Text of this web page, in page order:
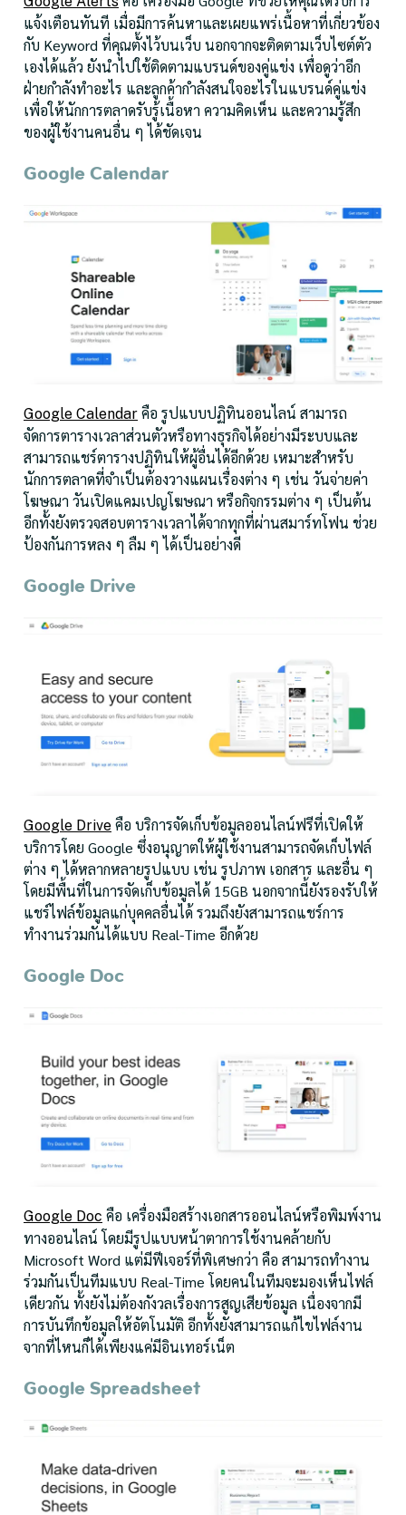
แจ้งเตือนทันที เมื่อมีการค้นหาและเผยแพร่เนื้อหาที่เกี่ยวข้อง
กับ Keyword ที่คุณตั้งไว้บนเว็บ นอกจากจะติดตามเว็บไซต์ตัว
เองได้แล้ว ยังนำไปใช้ติดตามแบรนด์ของคู่แข่ง เพื่อดูว่าอีก
ฝ่ายกำลังทำอะไร และลูกค้ากำลังสนใจอะไรในแบรนด์คู่แข่ง
เพื่อให้นักการตลาดรับรู้เนื้อหา ความคิดเห็น และความรู้สึก
ของผู้ใช้งานคนอื่น ๆ ได้ชัดเจน
Google Calendar
Google Calendar คือ รูปแบบปฏิทินออนไลน์ สามารถ
จัดการตารางเวลาส่วนตัวหรือทางธุรกิจได้อย่างมีระบบและ
สามารถแชร์ตารางปฏิทินให้ผู้อื่นได้อีกด้วย เหมาะสำหรับ
นักการตลาดที่จำเป็นต้องวางแผนเรื่องต่าง ๆ เช่น วันจ่ายค่า
โฆษณา วันเปิดแคมเปญโฆษณา หรือกิจกรรมต่าง ๆ เป็นต้น
อีกทั้งยังตรวจสอบตารางเวลาได้จากทุกที่ผ่านสมาร์ทโฟน ช่วย
ป้องกันการหลง ๆ ลืม ๆ ได้เป็นอย่างดี
Google Drive
Google Drive คือ บริการจัดเก็บข้อมูลออนไลน์ฟรีที่เปิดให้
บริการโดย Google ซึ่งอนุญาตให้ผู้ใช้งานสามารถจัดเก็บไฟล์
ต่าง ๆ ได้หลากหลายรูปแบบ เช่น รูปภาพ เอกสาร และอื่น ๆ
โดยมีพื้นที่ในการจัดเก็บข้อมูลได้ 15GB นอกจากนี้ยังรองรับให้
แชร์ไฟล์ข้อมูลแก่บุคคลอื่นได้ รวมถึงยังสามารถแชร์การ
ทำงานร่วมกันได้แบบ Real-Time อีกด้วย
Google Doc
Google Doc คือ เครื่องมือสร้างเอกสารออนไลน์หรือพิมพ์งาน
ทางออนไลน์ โดยมีรูปแบบหน้าตาการใช้งานคล้ายกับ
Microsoft Word แต่มีฟีเจอร์ที่พิเศษกว่า คือ สามารถทำงาน
ร่วมกันเป็นทีมแบบ Real-Time โดยคนในทีมจะมองเห็นไฟล์
เดียวกัน ทั้งยังไม่ต้องกังวลเรื่องการสูญเสียข้อมูล เนื่องจากมี
การบันทึกข้อมูลให้อัตโนมัติ อีกทั้งยังสามารถแก้ไขไฟล์งาน
จากที่ไหนก็ได้เพียงแค่มีอินเทอร์เน็ต
Google Spreadsheet